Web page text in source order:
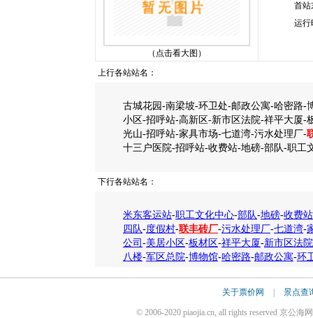
（点击看大图）
首站
运行
上行各站站名：
古城花园-南梁坡-环卫处-邮政公寓-哈密路-
小区-招呼站-高新区-新市区法院-祥平大厦-
光山-招呼站-家具市场-七道湾-污水处理厂-
十三户医院-招呼站-收费站-地磅-部队-职工
下行各站站名：
米东客运站-职工文化中心-部队-地磅-收费站
四队-度假村-联丰砖厂-污水处理厂-七道湾-
公司 -美居小区-板材区-祥平大厦-新市区法院
八楼-军区总院-博物馆-哈密路-邮政公寓-环
关于票价网 景点查
© 2006-2020 piaojia.cn, all rights reserved 京公海